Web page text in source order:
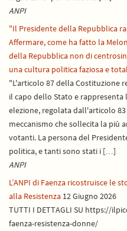
ANPI
"Il Presidente della Repubblica
Affermare, come ha fatto la
della Repubblica non di
una cultura politica faziosa e
"L'articolo 87 della Costituzione
il capo dello Stato e
elezione, regolata dall'articolo
meccanismo che sollecita la più
votanti. La persona del
politica, e tanti sono stati i […]
ANPI
L’ANPI di Faenza ricostruisce le
alla Resistenza 12 Giugno 2026
TUTTI I DETTAGLI SU https://
faenza-resistenza-donne/